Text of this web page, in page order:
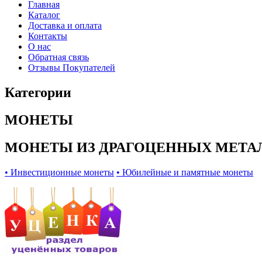
Главная
Каталог
Доставка и оплата
Контакты
О нас
Обратная связь
Отзывы Покупателей
Категории
МОНЕТЫ
МОНЕТЫ ИЗ ДРАГОЦЕННЫХ
• Инвестиционные монеты • Юбилейные и памятные монеты